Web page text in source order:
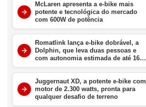
McLaren apresenta a e-bike mais
potente e tecnológica do mercado
com 600W de potência
Romatlink lança e-bike dobrável, a
Dolphin, que leva duas pessoas e
com autonomia estimada de até 161
km por carga
Juggernaut XD, a potente e-bike com
motor de 2.300 watts, pronta para
qualquer desafio de terreno